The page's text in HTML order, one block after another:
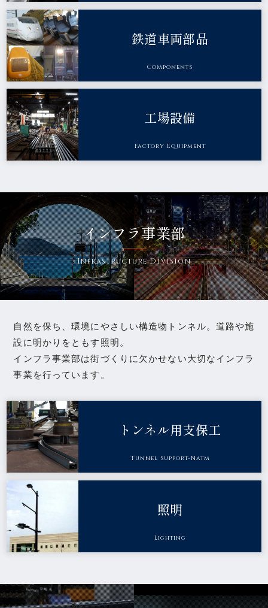
鉄道車両部品
Components
工場設備
Factory Equipment
インフラ事業部
Infrastructure Division
自然を保ち、環境にやさしい構造物トンネル。道路や施
設に明かりをともす照明。
インフラ事業部は街づくりに欠かせない大切なインフラ
事業を行っています。
トンネル用支保工
Tunnel Support-Natm
照明
Lighting